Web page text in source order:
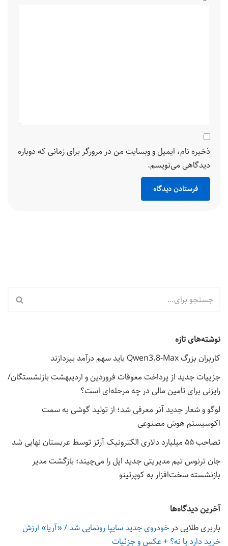
ذخیره نام، ایمیل و وبسایت من در مرورگر برای زمانی که دوباره
دیدگاهی می‌نویسم.
نوشته‌های تازه
کاربران بزرگ Qwen3.8-Max باید سهم درآمد بپردازند
جزییات جدید از پرداخت معوقات فروردین و اردیبهشت بازنشستگان/
رایزنی برای تامین مالی در چه مرحله‌ای است؟
لوگو و شعار جدید آنر معرفی شد؛ از تولید گوشی به سمت
اکوسیستم هوش مصنوعی
تصاحب ۵۵ میلیارد دلاری الکترونیک آرتز توسط عربستان نهایی شد
جان ترنوس تیم مدیریتی جدید اپل را می‌چیند؛ بازگشت مدیر
بازنشسته سخت‌افزار به کوپرتینو
آخرین دیدگاه‌ها
باربری طلایی در خودروی جدید سایپا رونمایی شد / «آریا» ارزش
خرید دارد یا نه؟ + عکس و جزئیات